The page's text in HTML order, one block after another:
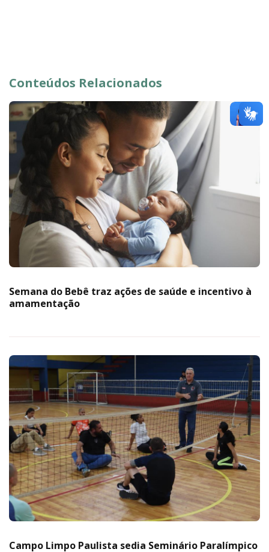
Conteúdos Relacionados
Semana do Bebê traz ações de saúde e incentivo à
amamentação
Campo Limpo Paulista sedia Seminário Paralímpico